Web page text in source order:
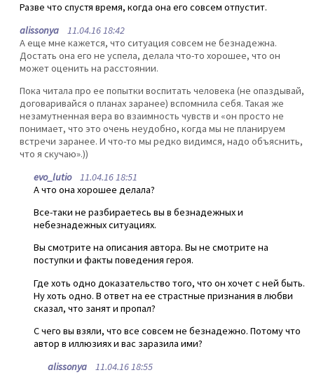
Разве что спустя время, когда она его совсем отпустит.
alissonya 11.04.16 18:42
А еще мне кажется, что ситуация совсем не безнадежна.
Достать она его не успела, делала что-то хорошее, что он
может оценить на расстоянии.
Пока читала про ее попытки воспитать человека (не опаздывай,
договаривайся о планах заранее) вспомнила себя. Такая же
незамутненная вера во взаимность чувств и «он просто не
понимает, что это очень неудобно, когда мы не планируем
встречи заранее. И что-то мы редко видимся, надо объяснить,
что я скучаю».))
evo_lutio11.04.16 18:51
А что она хорошее делала?
Все-таки не разбираетесь вы в безнадежных и
небезнадежных ситуациях.
Вы смотрите на описания автора. Вы не смотрите на
поступки и факты поведения героя.
Где хоть одно доказательство того, что он хочет с ней быть.
Ну хоть одно. В ответ на ее страстные признания в любви
сказал, что занят и пропал?
С чего вы взяли, что все совсем не безнадежно. Потому что
автор в иллюзиях и вас заразила ими?
alissonya 11.04.16 18:55